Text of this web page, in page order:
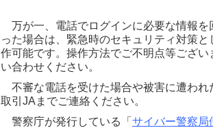
万が一、電話でログインに必要な情報を
った場合は、緊急時のセキュリティ対策
作可能です。操作方法でご不明点等ござ
い合わせください。
不審な電話を受けた場合や被害に遭われ
取引JAまでご連絡ください。
警察庁が発行している「 サイバー警察局